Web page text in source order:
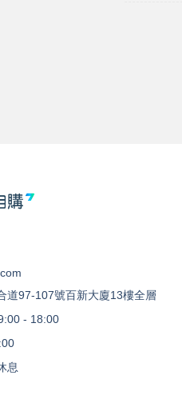
道97-107號百新大廈13樓全層
- 18:00
息